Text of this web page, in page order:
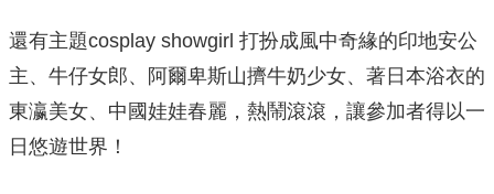
還有主題cosplay showgirl 打扮成風中奇緣的印地安公
主、牛仔女郎、阿爾卑斯山擠牛奶少女、著日本浴衣的
東瀛美女、中國娃娃春麗，熱鬧滾滾，讓參加者得以一
日悠遊世界！